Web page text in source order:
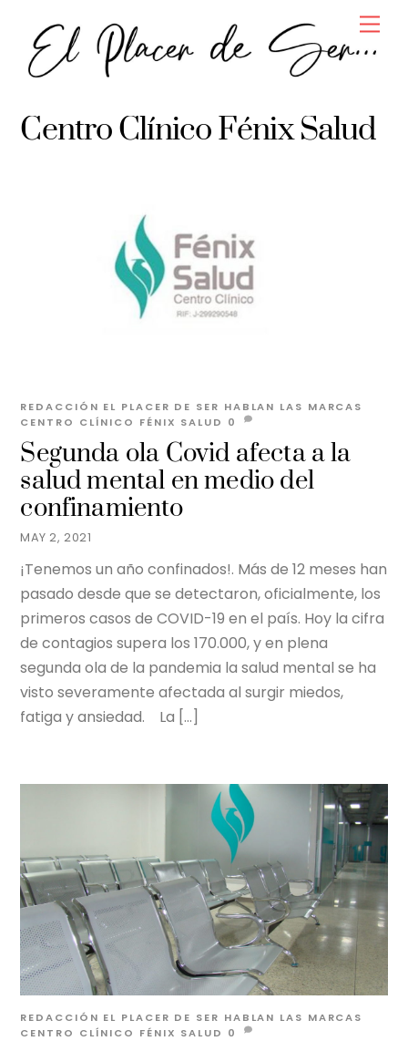
content
Centro Clínico Fénix Salud
MAY 2, 2021
Segunda ola Covid afecta a la
salud mental en medio del
confinamiento
REDACCIÓN EL PLACER DE SER HABLAN LAS MARCAS
CENTRO CLÍNICO FÉNIX SALUD 0
¡Tenemos un año confinados!. Más de 12 meses han
pasado desde que se detectaron, oficialmente, los
primeros casos de COVID-19 en el país. Hoy la cifra
de contagios supera los 170.000, y en plena
segunda ola de la pandemia la salud mental se ha
visto severamente afectada al surgir miedos,
fatiga y ansiedad. La […]
REDACCIÓN EL PLACER DE SER HABLAN LAS MARCAS
CENTRO CLÍNICO FÉNIX SALUD 0